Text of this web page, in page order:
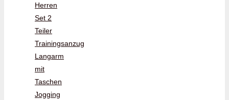
Herren
Set 2
Teiler
Trainingsanzug
Langarm
mit
Taschen
Jogging